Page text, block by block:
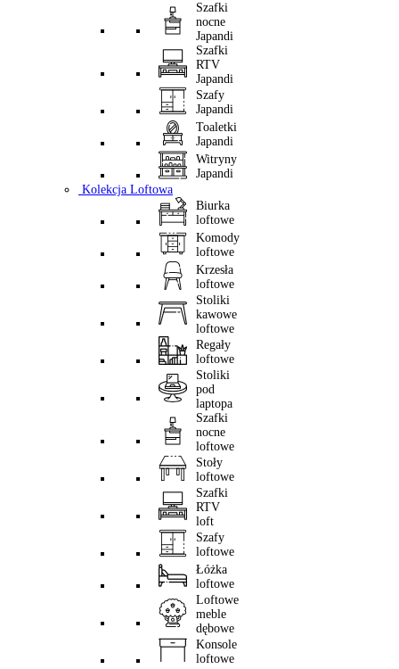
Szafki
nocne
Japandi
Szafki
RTV
Japandi
Szafy
Japandi
Toaletki
Japandi
Witryny
Japandi
Kolekcja Loftowa
Biurka
loftowe
Komody
loftowe
Krzesła
loftowe
Stoliki
kawowe
loftowe
Regały
loftowe
Stoliki
pod
laptopa
Szafki
nocne
loftowe
Stoły
loftowe
Szafki
RTV
loft
Szafy
loftowe
Łóżka
loftowe
Loftowe
meble
dębowe
Konsole
loftowe